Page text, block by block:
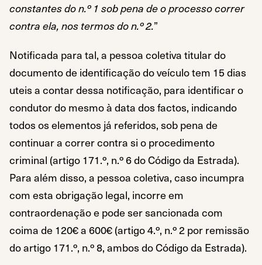
constantes do n.º 1 sob pena de o processo correr
contra ela, nos termos do n.º 2.”
Notificada para tal, a pessoa coletiva titular do
documento de identificação do veículo tem 15 dias
uteis a contar dessa notificação, para identificar o
condutor do mesmo à data dos factos, indicando
todos os elementos já referidos, sob pena de
continuar a correr contra si o procedimento
criminal (artigo 171.º, n.º 6 do Código da Estrada).
Para além disso, a pessoa coletiva, caso incumpra
com esta obrigação legal, incorre em
contraordenação e pode ser sancionada com
coima de 120€ a 600€ (artigo 4.º, n.º 2 por remissão
do artigo 171.º, n.º 8, ambos do Código da Estrada).